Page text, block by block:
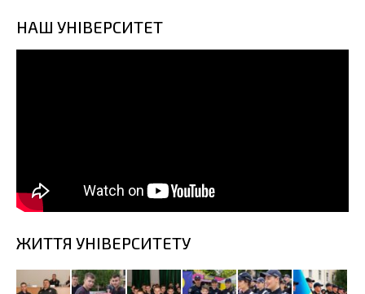
НАШ УНІВЕРСИТЕТ
ЖИТТЯ УНІВЕРСИТЕТУ